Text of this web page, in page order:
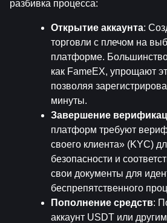
разбивка процесса:
Открытие аккаунта:
торговли с плечом на
платформе.
как FameEX, упрощают
позволяя
минуты.
Завершение
платформ требуют
своего клиента» (KYC)
безопасности и
свои документы для
беспрепятственного
Пополнение средств:
аккаунт USDT или